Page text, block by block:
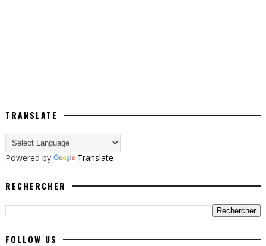
TRANSLATE
Powered by Translate
RECHERCHER
FOLLOW US